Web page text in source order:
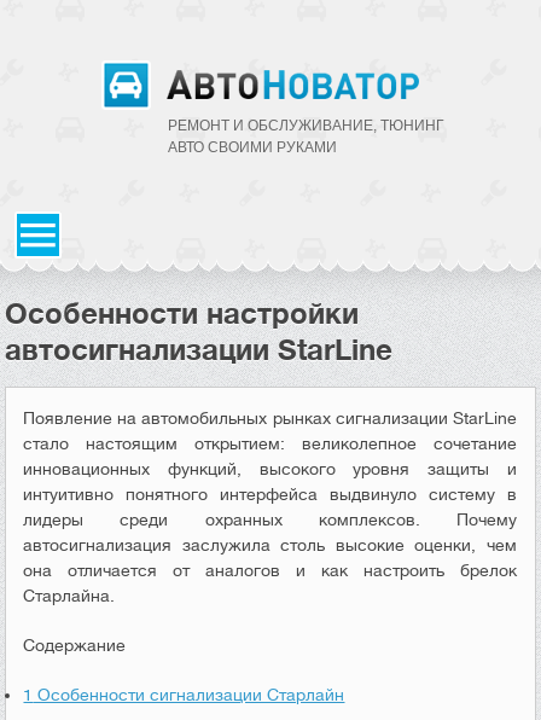
РЕМОНТ И ОБСЛУЖИВАНИЕ, ТЮНИНГ
АВТО CВОИМИ РУКАМИ
Особенности настройки
автосигнализации StarLine
Появление на автомобильных рынках сигнализации StarLine
стало настоящим открытием: великолепное сочетание
инновационных функций, высокого уровня защиты и
интуитивно понятного интерфейса выдвинуло систему в
лидеры среди охранных комплексов. Почему
автосигнализация заслужила столь высокие оценки, чем
она отличается от аналогов и как настроить брелок
Старлайна.
Содержание
1 Особенности сигнализации Старлайн